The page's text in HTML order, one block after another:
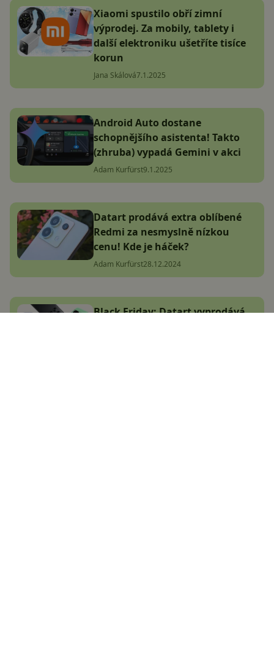
Xiaomi spustilo obří zimní
výprodej. Za mobily, tablety i
další elektroniku ušetříte tisíce
korun
Jana Skálová7.1.2025
Android Auto dostane
schopnějšího asistenta! Takto
(zhruba) vypadá Gemini v akci
Adam Kurfürst9.1.2025
Datart prodává extra oblíbené
Redmi za nesmyslně nízkou
cenu! Kde je háček?
Adam Kurfürst28.12.2024
Black Friday: Datart vyprodává